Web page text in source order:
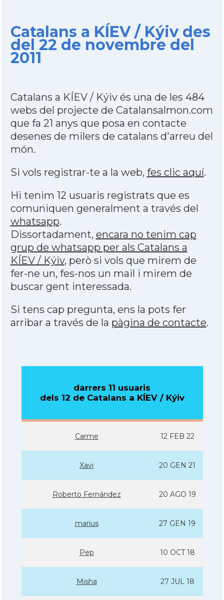
Catalans a KÍEV / Kýiv des
del 22 de novembre del
2011
Catalans a KÍEV / Kýiv és una de les 484
webs del projecte de Catalansalmon.com
que fa 21 anys que posa en contacte
desenes de milers de catalans d'arreu del
món.
Si vols registrar-te a la web, fes clic aquí.
Hi tenim 12 usuaris registrats que es
comuniquen generalment a través del
whatsapp.
Dissortadament, encara no tenim cap
grup de whatsapp per als Catalans a
KÍEV / Kýiv, però si vols que mirem de
fer-ne un, fes-nos un mail i mirem de
buscar gent interessada.
Si tens cap pregunta, ens la pots fer
arribar a través de la pàgina de contacte.
darrers 11 usuaris
dels 12 de Catalans a KÍEV / Kýiv
Carme 12 FEB 22
Xavi 20 GEN 21
Roberto Fernández 20 AGO 19
marius 27 GEN 19
Pep 10 OCT 18
Misha 27 JUL 18